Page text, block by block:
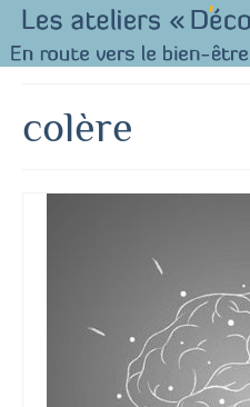
colère